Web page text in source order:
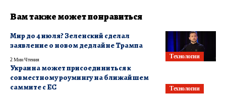
Вам также может понравиться
Технологии
Мир до 4 июля? Зеленский сделал
заявление о новом дедлайне Трампа
2 Мин Чтения
Технологии
Украина может присоединиться к
совместному роумингу на ближайшем
саммите с ЕС